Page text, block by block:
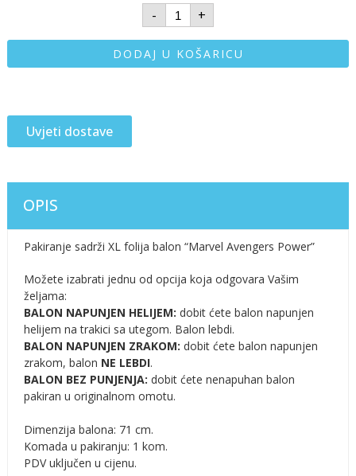
- +
DODAJ U KOŠARICU
Uvjeti dostave
OPIS
Pakiranje sadrži XL folija balon “Marvel Avengers Power”
Možete izabrati jednu od opcija koja odgovara Vašim
željama:
BALON NAPUNJEN HELIJEM: dobit ćete balon napunjen
helijem na trakici sa utegom. Balon lebdi.
BALON NAPUNJEN ZRAKOM: dobit ćete balon napunjen
zrakom, balon NE LEBDI.
BALON BEZ PUNJENJA: dobit ćete nenapuhan balon
pakiran u originalnom omotu.
Dimenzija balona: 71 cm.
Komada u pakiranju: 1 kom.
PDV uključen u cijenu.